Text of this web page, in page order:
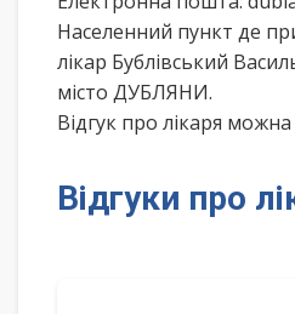
Населенний пункт де
лікар Бублівський
місто ДУБЛЯНИ.
Відгук про лікаря
Відгуки про